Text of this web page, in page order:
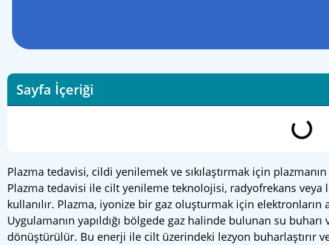
Sayfa İçeriği
Plazma tedavisi, cildi yenilemek ve sıkılaştırmak için
Plazma tedavisi ile cilt yenileme teknolojisi, radyofrekans veya
kullanılır. Plazma, iyonize bir gaz oluşturmak için elektronların
Uygulamanın yapıldığı bölgede gaz halinde bulunan su
dönüştürülür. Bu enerji ile cilt üzerindeki lezyon buharlaştırır